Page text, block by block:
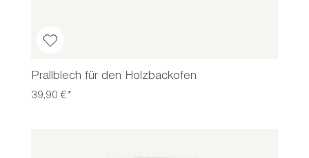
Prallblech für den Holzbackofen
39,90 €*